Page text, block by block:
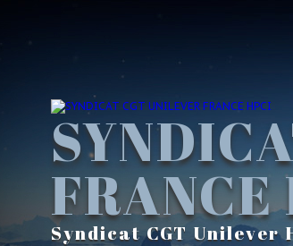
FRANCE
Syndicat CGT Unilever